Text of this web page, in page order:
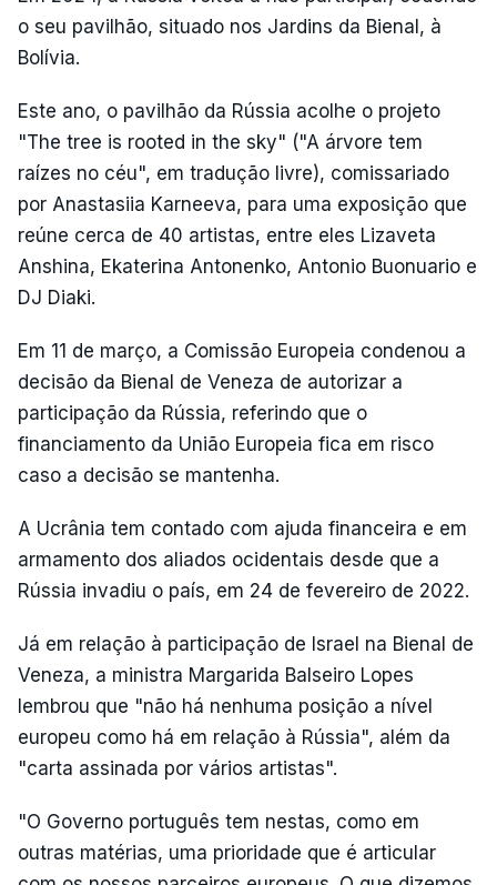
o seu pavilhão, situado nos Jardins da Bienal, à
Bolívia.
Este ano, o pavilhão da Rússia acolhe o projeto
"The tree is rooted in the sky" ("A árvore tem
raízes no céu", em tradução livre), comissariado
por Anastasiia Karneeva, para uma exposição que
reúne cerca de 40 artistas, entre eles Lizaveta
Anshina, Ekaterina Antonenko, Antonio Buonuario e
DJ Diaki.
Em 11 de março, a Comissão Europeia condenou a
decisão da Bienal de Veneza de autorizar a
participação da Rússia, referindo que o
financiamento da União Europeia fica em risco
caso a decisão se mantenha.
A Ucrânia tem contado com ajuda financeira e em
armamento dos aliados ocidentais desde que a
Rússia invadiu o país, em 24 de fevereiro de 2022.
Já em relação à participação de Israel na Bienal de
Veneza, a ministra Margarida Balseiro Lopes
lembrou que "não há nenhuma posição a nível
europeu como há em relação à Rússia", além da
"carta assinada por vários artistas".
"O Governo português tem nestas, como em
outras matérias, uma prioridade que é articular